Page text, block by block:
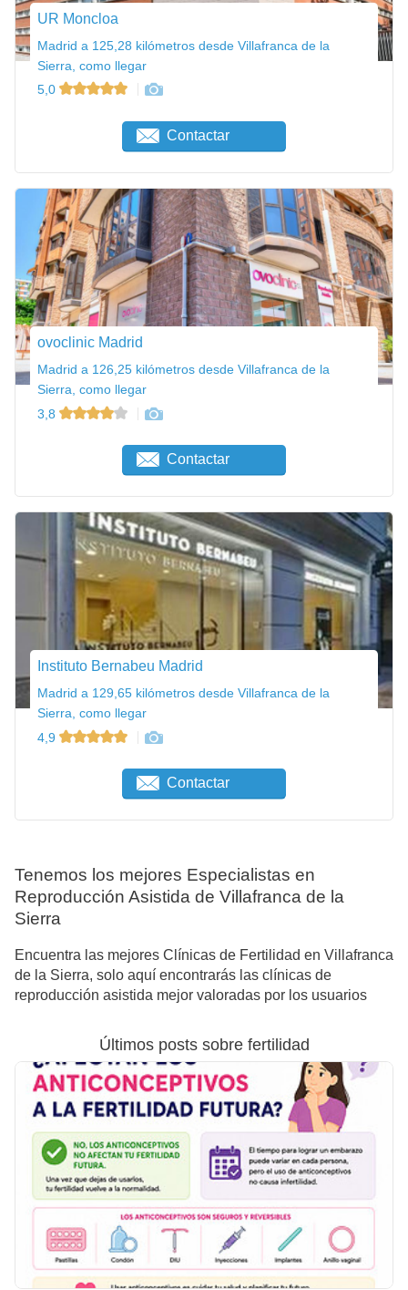
UR Moncloa
Madrid a 125,28 kilómetros desde Villafranca de la
Sierra, como llegar
5,0
Contactar
ovoclinic Madrid
Madrid a 126,25 kilómetros desde Villafranca de la
Sierra, como llegar
3,8
Contactar
Instituto Bernabeu Madrid
Madrid a 129,65 kilómetros desde Villafranca de la
Sierra, como llegar
4,9
Contactar
Tenemos los mejores Especialistas en
Reproducción Asistida de Villafranca de la
Sierra
Encuentra las mejores Clínicas de Fertilidad en Villafranca
de la Sierra, solo aquí encontrarás las clínicas de
reproducción asistida mejor valoradas por los usuarios
Últimos posts sobre fertilidad